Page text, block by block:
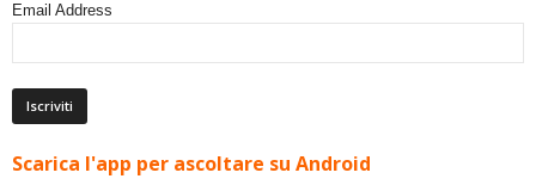
Email Address
Scarica l'app per ascoltare su Android